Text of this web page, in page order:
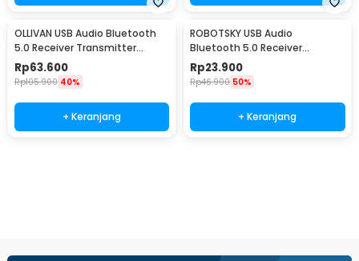
OLLIVAN USB Audio Bluetooth
5.0 Receiver Transmitter
Display Adapter - T11
Rp63.600
Rp105.900 40%
+ Keranjang
ROBOTSKY USB Audio
Bluetooth 5.0 Receiver
Transmitter Adaptor - BT2105
Rp23.900
Rp46.900 50%
+ Keranjang